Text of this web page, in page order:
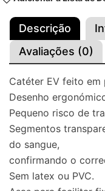
Descrição
Avaliações (0)
Catéter EV feito em
Desenho
Pequeno risco de
Segmentos
do sangue,
confirmando o
Sem latex ou PVC.